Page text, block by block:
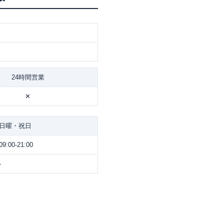
24時間営業
✕
日曜・祝日
21:00